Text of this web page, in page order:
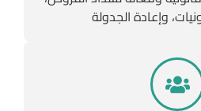
وإعادة الجدولة